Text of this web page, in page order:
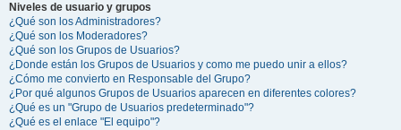
Niveles de usuario y grupos
¿Qué son los Administradores?
¿Qué son los Moderadores?
¿Qué son los Grupos de Usuarios?
¿Donde están los Grupos de Usuarios y como me puedo unir a ellos?
¿Cómo me convierto en Responsable del Grupo?
¿Por qué algunos Grupos de Usuarios aparecen en diferentes colores?
¿Qué es un "Grupo de Usuarios predeterminado"?
¿Qué es el enlace "El equipo"?